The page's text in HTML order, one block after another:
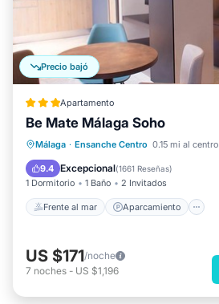
Precio bajó
Apartamento
Be Mate Málaga Soho
Málaga · Ensanche Centro 0.15 mi al centro
9.4 Excepcional(1661 Reseñas)
1 Dormitorio 1 Baño 2 Invitados
Frente al mar Aparcamiento
Frente al mar
Aparcamiento
Vista al mar
Vistas
US $171/noche
7 noches - US $1,196